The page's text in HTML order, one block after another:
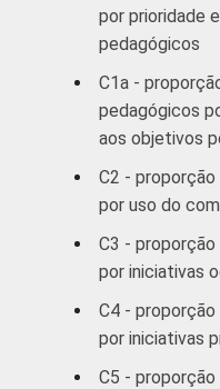
REGIÃO
por prioridade
pedagógicos
C1a -
pedagógicos
aos objetivos
C2 -
por uso do
C3 -
por iniciativas
C4 -
por iniciativas
C5 -